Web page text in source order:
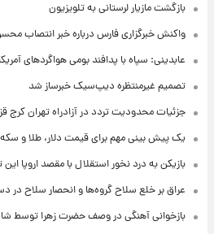
بازگشت مازیار لرستانی به تلویزیون
واکنش خبرگزاری فارس درباره خبر انتصاب
عابدینی: سپاه با پدافند بومی هواگردهای
تصمیم غیرمنتظره دیپ‌سیک خبرساز شد
جزئیات محدودیت تردد در آزادراه تهران کرج
یک پیش ‌بینی مهم برای قیمت دلار، طلا و سکه شنبه ۱۷
بازیکن به درد نخور استقلال با مقصد اروپا این
عراق بر خلع سلاح گروه‌ها و انحصار سلاح در
بازخوانی آهنگی در وصف حضرت زهرا توسط